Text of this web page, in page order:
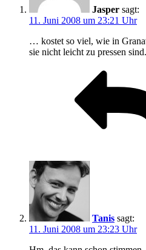
Jasper sagt:
11. Juni 2008 um 23:21 Uhr
… kostet so viel, wie in
sie nicht leicht zu pressen sind.
Tanis sagt:
11. Juni 2008 um 23:23 Uhr